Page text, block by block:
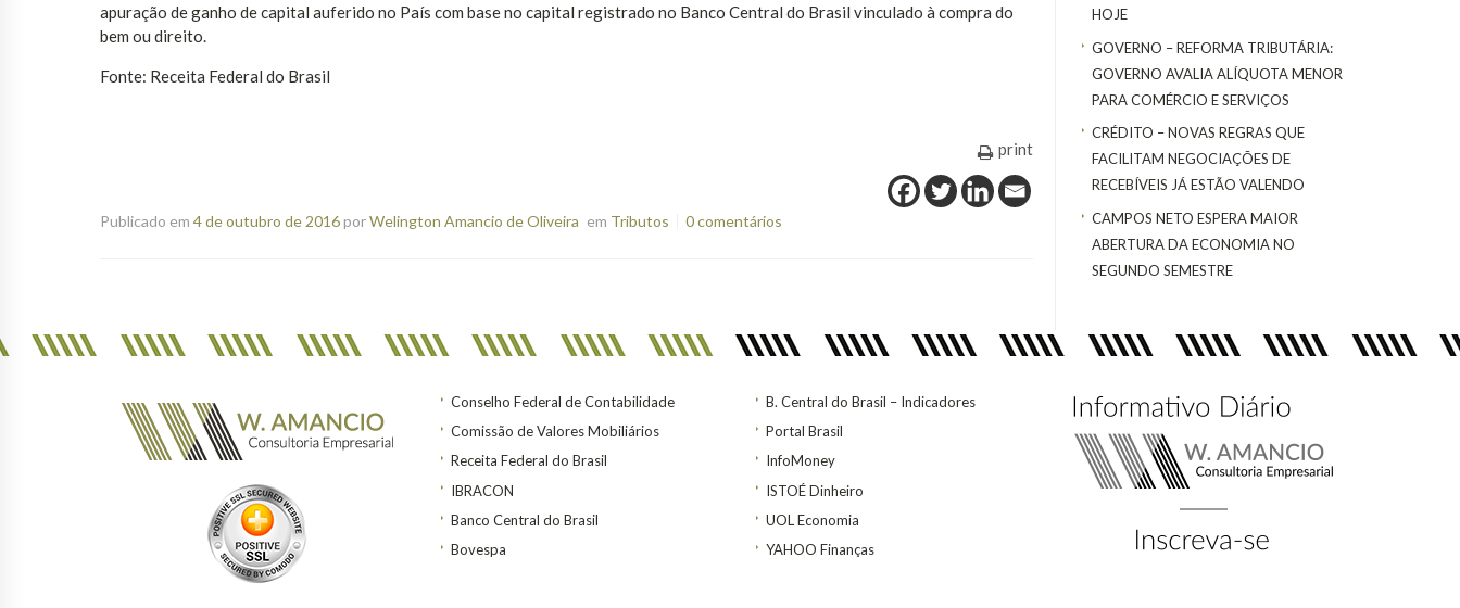
HOJE
GOVERNO – REFORMA TRIBUTÁRIA:
GOVERNO AVALIA ALÍQUOTA MENOR
PARA COMÉRCIO E SERVIÇOS
CRÉDITO – NOVAS REGRAS QUE
FACILITAM NEGOCIAÇÕES DE
RECEBÍVEIS JÁ ESTÃO VALENDO
CAMPOS NETO ESPERA MAIOR
ABERTURA DA ECONOMIA NO
SEGUNDO SEMESTRE
apuração de ganho de capital auferido no País com base no capital registrado no Banco Central do Brasil vinculado à compra do
bem ou direito.
Fonte: Receita Federal do Brasil
print
Publicado em 4 de outubro de 2016porWelington Amancio de Oliveira em Tributos 0 comentários
Conselho Federal de Contabilidade
Comissão de Valores Mobiliários
Receita Federal do Brasil
IBRACON
Banco Central do Brasil
Bovespa
B. Central do Brasil – Indicadores
Portal Brasil
InfoMoney
ISTOÉ Dinheiro
UOL Economia
YAHOO Finanças